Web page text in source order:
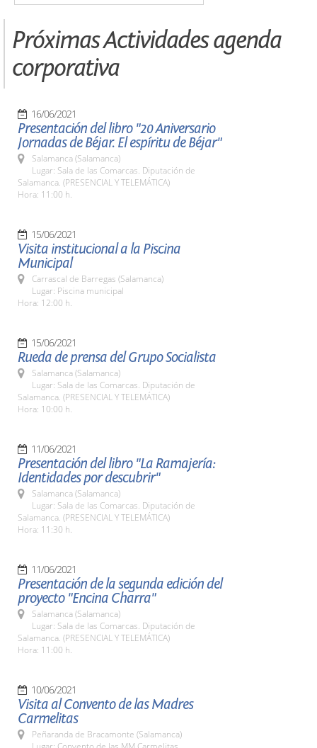
Próximas Actividades agenda
corporativa
16/06/2021
Presentación del libro "20 Aniversario
Jornadas de Béjar. El espíritu de Béjar"
Salamanca (Salamanca)
Lugar: Sala de las Comarcas. Diputación de
Salamanca. (PRESENCIAL Y TELEMÁTICA)
Hora: 11:00 h.
15/06/2021
Visita institucional a la Piscina
Municipal
Carrascal de Barregas (Salamanca)
Lugar: Piscina municipal
Hora: 12:00 h.
15/06/2021
Rueda de prensa del Grupo Socialista
Salamanca (Salamanca)
Lugar: Sala de las Comarcas. Diputación de
Salamanca. (PRESENCIAL Y TELEMÁTICA)
Hora: 10:00 h.
11/06/2021
Presentación del libro "La Ramajería:
Identidades por descubrir"
Salamanca (Salamanca)
Lugar: Sala de las Comarcas. Diputación de
Salamanca. (PRESENCIAL Y TELEMÁTICA)
Hora: 11:30 h.
11/06/2021
Presentación de la segunda edición del
proyecto "Encina Charra"
Salamanca (Salamanca)
Lugar: Sala de las Comarcas. Diputación de
Salamanca. (PRESENCIAL Y TELEMÁTICA)
Hora: 11:00 h.
10/06/2021
Visita al Convento de las Madres
Carmelitas
Peñaranda de Bracamonte (Salamanca)